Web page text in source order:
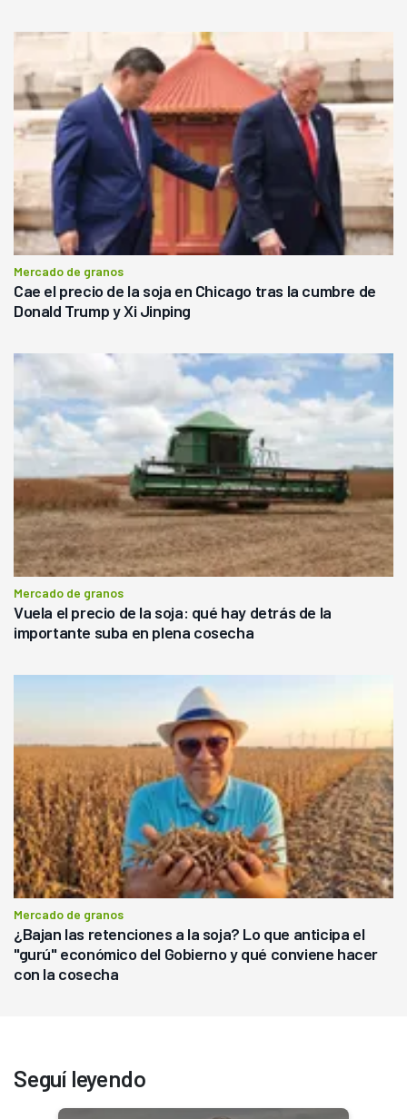
Mercado de granos
Cae el precio de la soja en Chicago tras la cumbre de
Donald Trump y Xi Jinping
Mercado de granos
Vuela el precio de la soja: qué hay detrás de la
importante suba en plena cosecha
Mercado de granos
¿Bajan las retenciones a la soja? Lo que anticipa el
"gurú" económico del Gobierno y qué conviene hacer
con la cosecha
Seguí leyendo